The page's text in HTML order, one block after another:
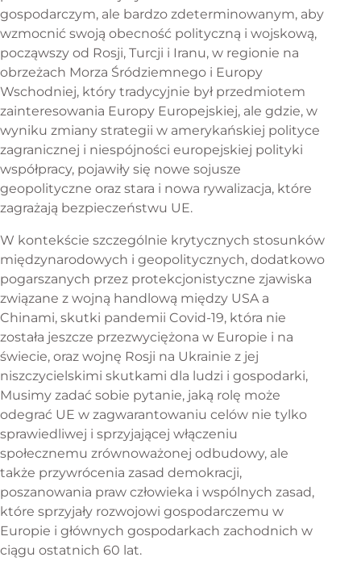
gospodarczym, ale bardzo zdeterminowanym, aby
wzmocnić swoją obecność polityczną i wojskową,
począwszy od Rosji, Turcji i Iranu, w regionie na
obrzeżach Morza Śródziemnego i Europy
Wschodniej, który tradycyjnie był przedmiotem
zainteresowania Europy Europejskiej, ale gdzie, w
wyniku zmiany strategii w amerykańskiej polityce
zagranicznej i niespójności europejskiej polityki
współpracy, pojawiły się nowe sojusze
geopolityczne oraz stara i nowa rywalizacja, które
zagrażają bezpieczeństwu UE.
W kontekście szczególnie krytycznych stosunków
międzynarodowych i geopolitycznych, dodatkowo
pogarszanych przez protekcjonistyczne zjawiska
związane z wojną handlową między USA a
Chinami, skutki pandemii Covid-19, która nie
została jeszcze przezwyciężona w Europie i na
świecie, oraz wojnę Rosji na Ukrainie z jej
niszczycielskimi skutkami dla ludzi i gospodarki,
Musimy zadać sobie pytanie, jaką rolę może
odegrać UE w zagwarantowaniu celów nie tylko
sprawiedliwej i sprzyjającej włączeniu
społecznemu zrównoważonej odbudowy, ale
także przywrócenia zasad demokracji,
poszanowania praw człowieka i wspólnych zasad,
które sprzyjały rozwojowi gospodarczemu w
Europie i głównych gospodarkach zachodnich w
ciągu ostatnich 60 lat.